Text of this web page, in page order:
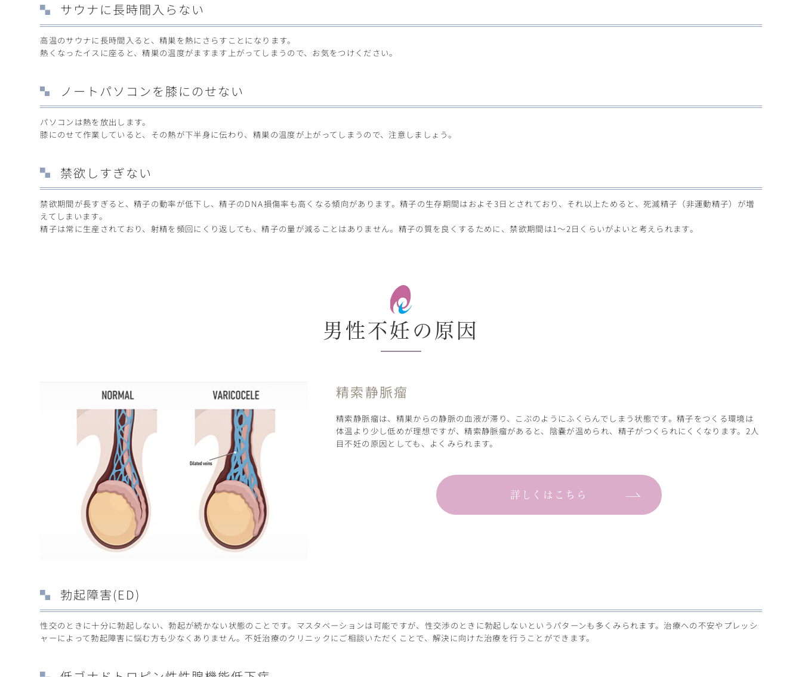
サウナに長時間入らない
高温のサウナに長時間入ると、精巣を熱にさらすことになります。
熱くなったイスに座ると、精巣の温度がますます上がってしまうので、お気をつけください。
ノートパソコンを膝にのせない
パソコンは熱を放出します。
膝にのせて作業していると、その熱が下半身に伝わり、精巣の温度が上がってしまうので、注意しましょう。
禁欲しすぎない
禁欲期間が長すぎると、精子の動率が低下し、精子のDNA損傷率も高くなる傾向があります。精子の生存期間はおよそ3日とされており、それ以上ためると、死滅精子（非運動精子）が増
えてしまいます。
精子は常に生産されており、射精を頻回にくり返しても、精子の量が減ることはありません。精子の質を良くするために、禁欲期間は1～2日くらいがよいと考えられます。
男性不妊の原因
精索静脈瘤
精索静脈瘤は、精巣からの静脈の血液が滞り、こぶのようにふくらんでしまう状態です。精子をつくる環境は
体温より少し低めが理想ですが、精索静脈瘤があると、陰嚢が温められ、精子がつくられにくくなります。2人
目不妊の原因としても、よくみられます。
詳しくはこちら
勃起障害(ED)
性交のときに十分に勃起しない、勃起が続かない状態のことです。マスタベーションは可能ですが、性交渉のときに勃起しないというパターンも多くみられます。治療への不安やプレッシ
ャーによって勃起障害に悩む方も少なくありません。不妊治療のクリニックにご相談いただくことで、解決に向けた治療を行うことができます。